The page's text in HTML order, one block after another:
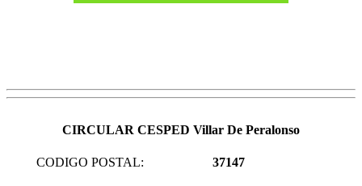
CIRCULAR CESPED Villar De Peralonso
CODIGO POSTAL: 37147